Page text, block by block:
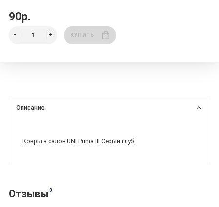
90р.
КУПИТЬ
Описание
Ковры в салон UNI Prima III Серый глуб.
Отзывы 0